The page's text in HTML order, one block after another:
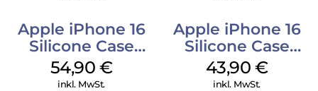
Apple iPhone 16
Silicone Case
MagSafe Lake
Green
54,90 €
inkl. MwSt.
Apple iPhone 16
Silicone Case
MagSafe Plum
43,90 €
inkl. MwSt.